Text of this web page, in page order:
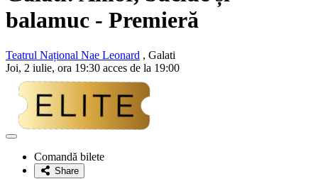
balamuc - Premieră
Teatrul Național Nae Leonard , Galati
Joi, 2 iulie, ora 19:30 acces de la 19:00
Adaugă
favoriteComandă bilete
Share